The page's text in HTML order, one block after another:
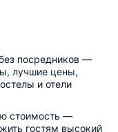
посредников —
лучшие цены,
и отели
стоимость —
гостям высокий